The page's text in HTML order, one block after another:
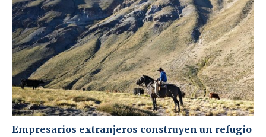
Empresarios extranjeros construyen un refugio